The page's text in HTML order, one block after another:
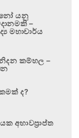
යනු
–
මහාචාර්ය
කම්හල –
ද?
අභාවප්‍රාප්ත